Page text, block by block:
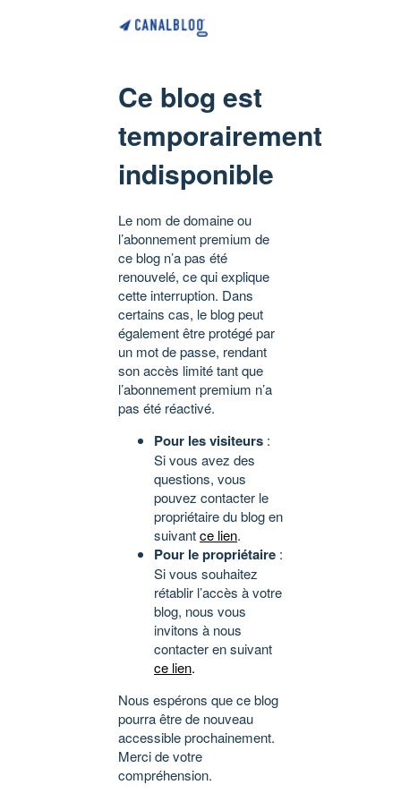
Ce blog est
temporairement
indisponible
Le nom de domaine ou
l’abonnement premium de
ce blog n’a pas été
renouvelé, ce qui explique
cette interruption. Dans
certains cas, le blog peut
également être protégé par
un mot de passe, rendant
son accès limité tant que
l’abonnement premium n’a
pas été réactivé.
Pour les visiteurs :
Si vous avez des
questions, vous
pouvez contacter le
propriétaire du blog en
suivantce lien.
Pour le propriétaire :
Si vous souhaitez
rétablir l’accès à votre
blog, nous vous
invitons à nous
contacter en suivant
ce lien.
Nous espérons que ce blog
pourra être de nouveau
accessible prochainement.
Merci de votre
compréhension.